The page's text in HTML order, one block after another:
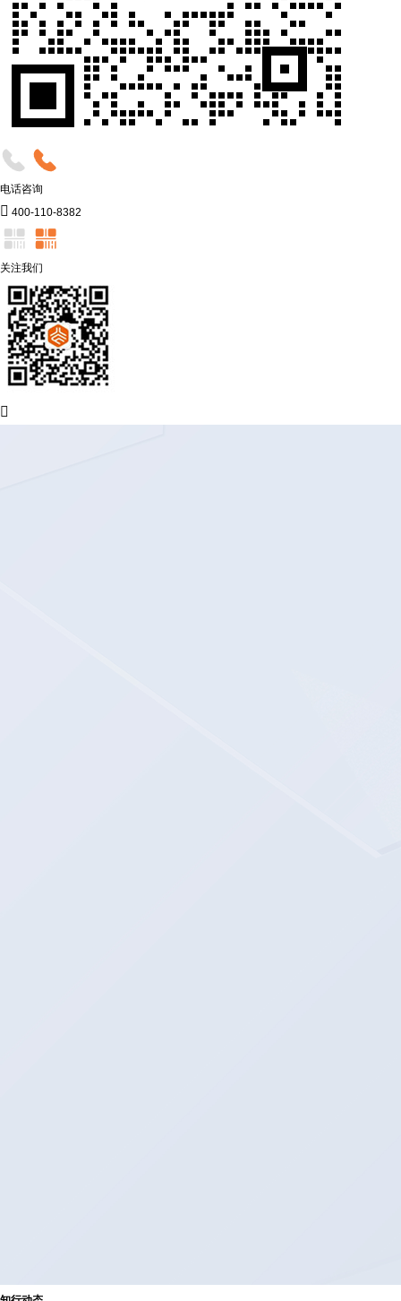
电话咨询
 400-110-8382
关注我们
